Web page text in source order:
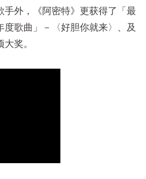
手外，《阿密特》更获得了「最
歌曲」－〈好胆你就来〉、及
奖。